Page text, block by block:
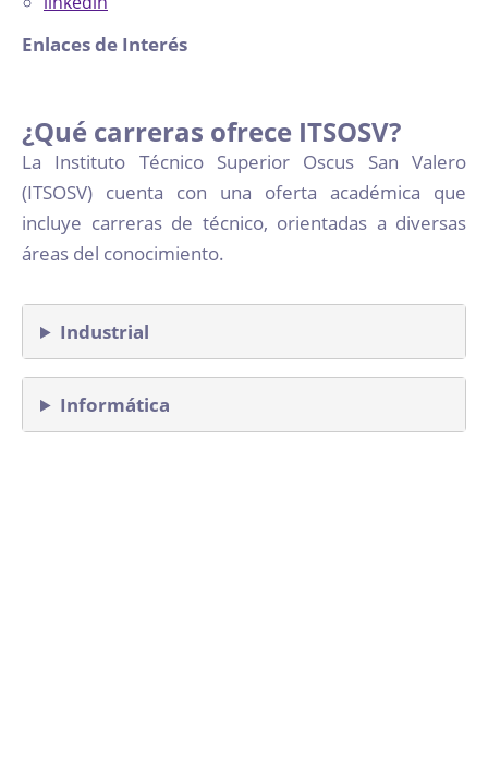
Enlaces de Interés
¿Qué carreras ofrece ITSOSV?
La Instituto Técnico Superior Oscus San Valero
(ITSOSV) cuenta con una oferta académica que
incluye carreras de técnico, orientadas a diversas
áreas del conocimiento.
Industrial
Informática